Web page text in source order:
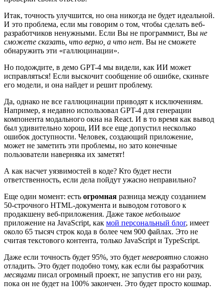
Итак, точность улучшится, но она никогда не будет идеальной.
И это проблема, если мы говорим о том, чтобы сделать веб-
разработчиков ненужными. Если Вы не программист, Вы не
сможете сказать, что верно, а что нет. Вы не сможете
обнаружить эти «галлюцинации».
Но подождите, в демо GPT-4 мы видели, как ИИ может
исправляться! Если выскочит сообщение об ошибке, скиньте
его модели, и она найдет и решит проблему.
Да, однако не все галлюцинации приводят к исключениям.
Например, я недавно использовал GPT-4 для генерации
компонента модального окна на React. И в то время как вывод
был удивительно хорош, ИИ все еще допустил несколько
ошибок доступности. Человек, создающий приложение,
может не заметить эти проблемы, но зато конечные
пользователи наверняка их заметят!
А как насчет уязвимостей в коде? Кто будет нести
ответственность, если дела пойдут ужасно неправильно?
Еще один момент: есть огромная разница между созданием
50-строчного HTML-документа и выводом готового к
продакшену веб-приложения. Даже такое небольшое
приложение на JavaScript, как мой персональный блог, имеет
около 65 тысяч строк кода в более чем 900 файлах. Это не
считая текстового контента, только JavaScript и TypeScript.
Даже если точность будет 95%, это будет невероятно сложно
отладить. Это будет подобно тому, как если бы разработчик
месяцами писал огромный проект, не запустив его ни разу,
пока он не будет на 100% закончен. Это будет просто кошмар.